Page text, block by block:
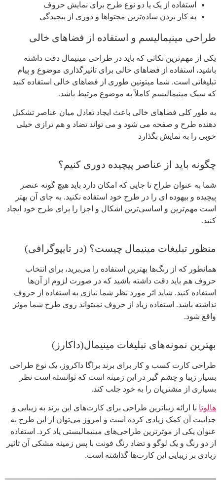
استفاده از یک یا دو نوع طرح برای نمایش حروف
به کار بردن ساده‌ترین محتواها و دوری از پیچیدگی
طراحی مینیمالیسم و استفاده از فضاهای خالی
یکی از مهم‌ترین نکاتی که باید در طراحی مینیمال دقت داشته
باشید، استفاده از فضاهای خالی برای تاثیرگذاری موضوع و پیام
تبلیغاتی است. شما میتونین طوری از فضاهای خالی استفاده کنید
که سبک مینیمالیسم کاملاً به موضوع مرتبط باشد.
به طور کلی فضاهای خالی باعث ایجاد تعادل میان عناصر تشکیل
دهنده طرح و صفحه می شود و می تواند تضاد و هم ترازی خیلی
خوبی را به نمایش بگذارد
چگونه باید از عناصر پیچیده دوری کنیم؟
شما به عنوان طراح تا جایی که امکان دارد باید هیچ گونه عنصر
پیچیده و بیهوده ای را در طرح خود استفاده نکنید. به جای آن بهتر
است مهم‌ترین و اساسی‌ترین اشکال و اجزا را برای طرح خود ایجاد
کنید.
منظور تبلیغات مینیمال چیست؟ (در تایپوگرافی)
همانطور که از رنگ‌ها بهترین استفاده را می‌برید، برای انتخاب
حروف هم باید دقت داشته باشید که در صورت لزوم از آن‌ها
استفاده کنید. شاید اثر مورد نظر شما نیازی به استفاده از حروف
نداشته باشد. استفاده زیاد از حروف نمیتواند روی طرح شما موثر
واقع شود.
بهترین نمونه‌های تبلیغات مینیمال(داکارز)
طراحی کارت کسب و کار برای برند براگا داکروز، یک نوع طراحی
بسیار زیبا و چشم گیر در این زمینه است که توانسته است نظر
بسیاری از مشتریان را به خود جلب کند.
هالوتا با ارائه زیباترین طراحی برای کارت‌های این برند به زیبایی و
جذابیت آن‌ کمک زیادی کرده است و امروز می‌توان از این طرح به
عنوان یکی از موثر‌ترین طراحی‌های مینیمالیستی یاد کرد. استفاده
از دو رنگ و یک لوگو و تضاد رنگ فونت با پس زمینه مشکی آن تاثیر
زیادی بر زیبایی این کارت‌ها گذاشته‌ است.